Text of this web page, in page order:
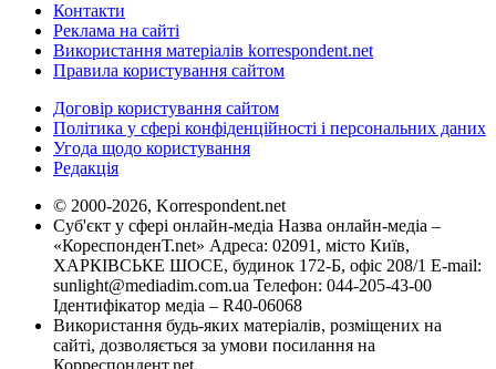
Контакти
Реклама на сайті
Використання матеріалів korrespondent.net
Правила користування сайтом
Договір користування сайтом
Політика у сфері конфіденційності і персональних даних
Угода щодо користування
Редакція
© 2000-2026, Korrespondent.net
Суб'єкт у сфері онлайн-медіа Назва онлайн-медіа –
«КореспонденТ.net» Адреса: 02091, місто Київ,
ХАРКІВСЬКЕ ШОСЕ, будинок 172-Б, офіс 208/1 E-mail:
sunlight@mediadim.com.ua Телефон: 044-205-43-00
Ідентифікатор медіа – R40-06068
Використання будь-яких матеріалів, розміщених на
сайті, дозволяється за умови посилання на